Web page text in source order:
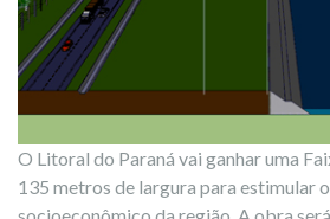
O Litoral do Paraná vai ganhar uma
135 metros de largura para estimular